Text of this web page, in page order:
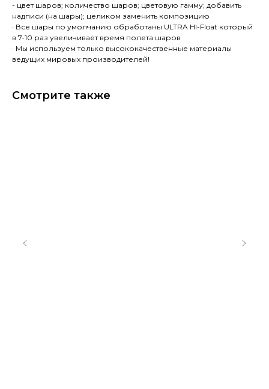
- цвет шаров; количество шаров; цветовую гамму; добавить
надписи (на шары); целиком заменить композицию
· Все шары по умолчанию обработаны ULTRA HI-Float который
в 7-10 раз увеличивает время полета шаров
· Мы используем только высококачественные материалы
ведущих мировых производителей!
Смотрите также